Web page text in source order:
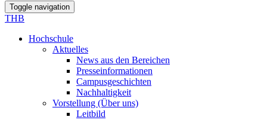
Toggle navigation
THB
Hochschule
Aktuelles
News aus den Bereichen
Presseinformationen
Campusgeschichten
Nachhaltigkeit
Vorstellung (Über uns)
Leitbild